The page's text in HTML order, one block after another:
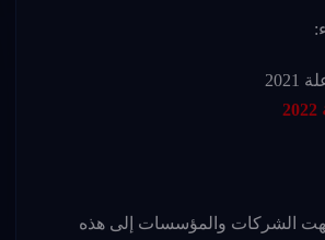
الشركات والمؤسسات إلى هذه